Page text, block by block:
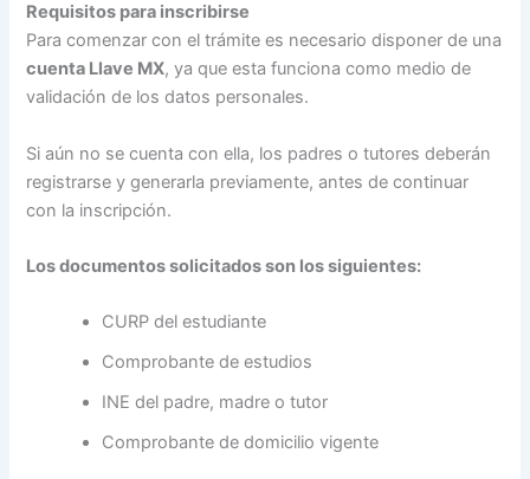
Requisitos para inscribirse
Para comenzar con el trámite es necesario disponer de una
cuenta Llave MX, ya que esta funciona como medio de
validación de los datos personales.
Si aún no se cuenta con ella, los padres o tutores deberán
registrarse y generarla previamente, antes de continuar
con la inscripción.
Los documentos solicitados son los siguientes:
CURP del estudiante
Comprobante de estudios
INE del padre, madre o tutor
Comprobante de domicilio vigente